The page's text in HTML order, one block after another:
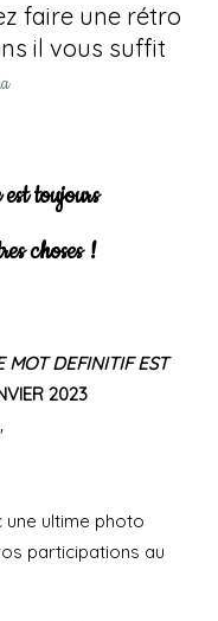
faire une rétro
il vous suffit
toujours
choses !
MOT DEFINITIF EST
2023
une ultime photo
participations au